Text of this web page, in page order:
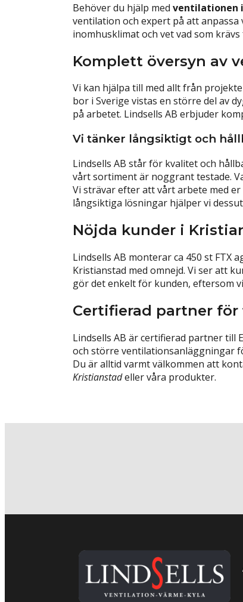
Behöver du hjälp med ventilationen
ventilation och expert på att
inomhusklimat och vet vad som
Komplett översyn av
Vi kan hjälpa till med allt från
bor i Sverige vistas en större del av
på arbetet. Lindsells AB erbjuder
Vi tänker långsiktigt och
Lindsells AB står för kvalitet och
vårt sortiment är noggrant testade.
Vi strävar efter att vårt arbete med
långsiktiga lösningar hjälper vi
Nöjda kunder i
Lindsells AB monterar ca 450 st
Kristianstad med omnejd. Vi ser att
gör det enkelt för kunden, eftersom
Certifierad partner
Lindsells AB är certifierad partner till
och större ventilationsanläggningar
Du är alltid varmt välkommen att
Kristianstadeller våra produkter.